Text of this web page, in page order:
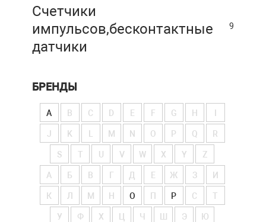
Счетчики
импульсов,бесконтактные
датчики
9
БРЕНДЫ
A B C D E F G H
J K M N O P Q R
S T V W X Y Z
А Б В Г Д Е Ж З И
К Л М Н О П Р С Т
У Ф Х Ч Э Ю